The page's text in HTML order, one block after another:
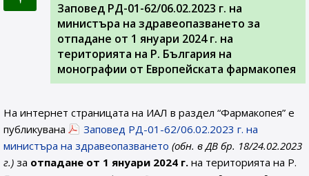
Заповед РД-01-62/06.02.2023 г. на
министъра на здравеопазването за
отпадане от 1 януари 2024 г. на
територията на Р. България на
монографии от Европейската фармакопея
На интернет страницата на ИАЛ в раздел “Фармакопея” е
публикувана
Заповед РД-01-62/06.02.2023 г. на
министъра на здравеопазването (обн. в ДВ бр. 18/24.02.2023
г.) за отпадане от 1 януари 2024 г. на територията на Р.